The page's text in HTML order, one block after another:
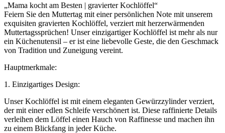
„Mama kocht am Besten | gravierter Kochlöffel“
Feiern Sie den Muttertag mit einer persönlichen Note mit unserem
exquisiten gravierten Kochlöffel, verziert mit herzerwärmenden
Muttertagssprüchen! Unser einzigartiger Kochlöffel ist mehr als nur
ein Küchenutensil – er ist eine liebevolle Geste, die den Geschmack
von Tradition und Zuneigung vereint.
Hauptmerkmale:
1. Einzigartiges Design:
Unser Kochlöffel ist mit einem eleganten Gewürzzylinder verziert,
der mit einer edlen Schleife verschönert ist. Diese raffinierte Details
verleihen dem Löffel einen Hauch von Raffinesse und machen ihn
zu einem Blickfang in jeder Küche.